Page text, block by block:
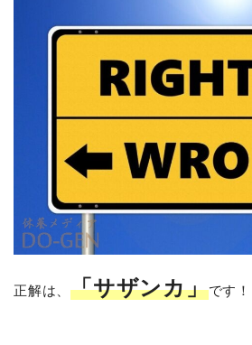
正解は、「サザンカ」です！